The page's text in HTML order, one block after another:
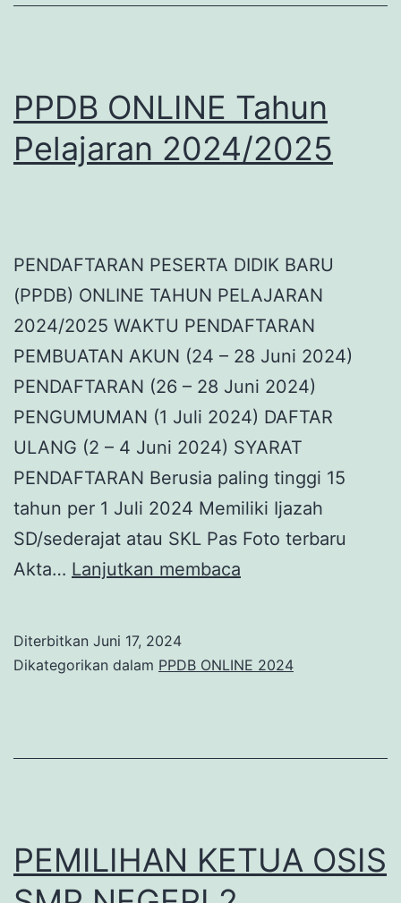
Pelajaran
2024/2025
PPDB ONLINE Tahun
Pelajaran 2024/2025
PENDAFTARAN PESERTA DIDIK BARU
(PPDB) ONLINE TAHUN PELAJARAN
2024/2025 WAKTU PENDAFTARAN
PEMBUATAN AKUN (24 – 28 Juni 2024)
PENDAFTARAN (26 – 28 Juni 2024)
PENGUMUMAN (1 Juli 2024) DAFTAR
ULANG (2 – 4 Juni 2024) SYARAT
PENDAFTARAN Berusia paling tinggi 15
tahun per 1 Juli 2024 Memiliki Ijazah
SD/sederajat atau SKL Pas Foto terbaru
Akta… Lanjutkan membaca
Pelajaran
Diterbitkan Juni 17, 2024
Dikategorikan dalam PPDB ONLINE 2024
PEMILIHAN KETUA OSIS